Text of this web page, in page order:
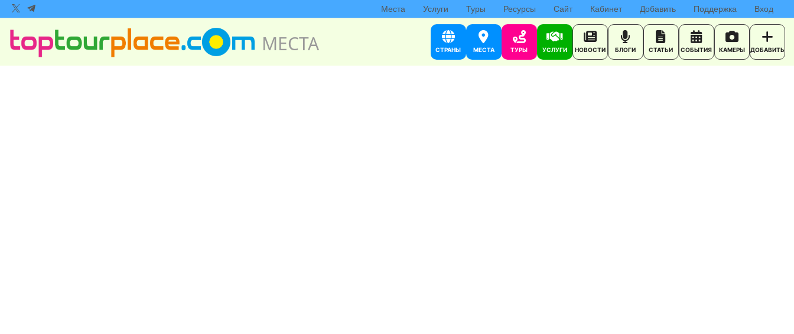
Места Услуги Туры Ресурсы Сайт Кабинет Добавить Поддержка Вход
МЕСТА СТРАНЫ МЕСТА ТУРЫ УСЛУГИ НОВОСТИ БЛОГИ СТАТЬИ СОБЫТИЯ КАМЕРЫ ДОБАВИТЬ